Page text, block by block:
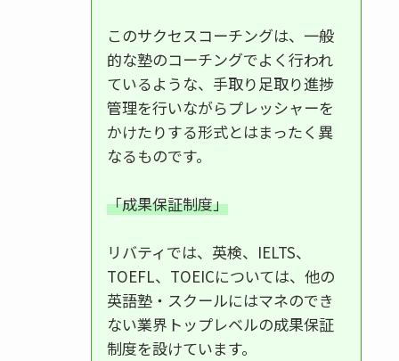
このサクセスコーチングは、一般
的な塾のコーチングでよく行われ
ているような、手取り足取り進捗
管理を行いながらプレッシャーを
かけたりする形式とはまったく異
なるものです。
「成果保証制度」
リバティでは、英検、IELTS、
TOEFL、TOEICについては、他の
英語塾・スクールにはマネのでき
ない業界トップレベルの成果保証
制度を設けています。